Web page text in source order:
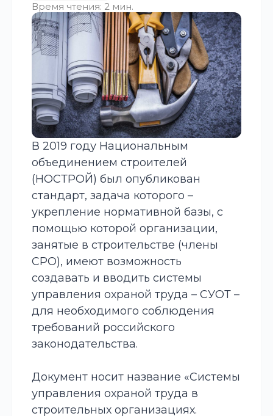
Время чтения: 2 мин.
В 2019 году Национальным
объединением строителей
(НОСТРОЙ) был опубликован
стандарт, задача которого –
укрепление нормативной базы, с
помощью которой организации,
занятые в строительстве (члены
СРО), имеют возможность
создавать и вводить системы
управления охраной труда – СУОТ –
для необходимого соблюдения
требований российского
законодательства.
Документ носит название «Системы
управления охраной труда в
строительных организациях.